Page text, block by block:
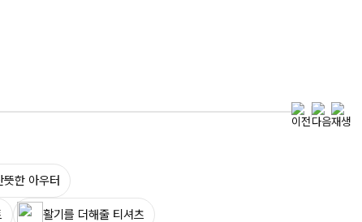
뜻한 아우터
활기를 더해줄 티셔츠